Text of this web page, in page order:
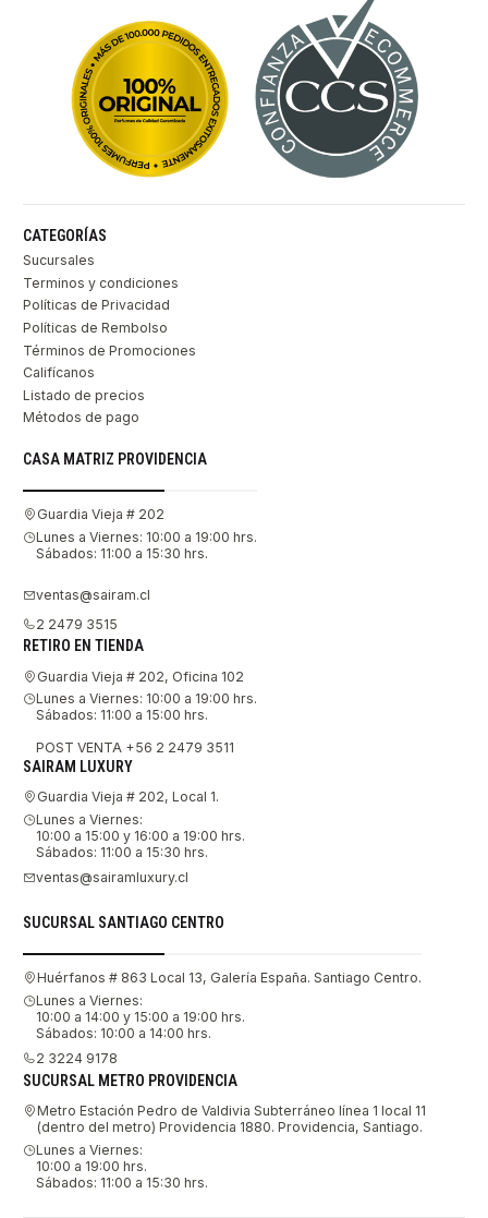
CATEGORÍAS
Sucursales
Terminos y condiciones
Políticas de Privacidad
Políticas de Rembolso
Términos de Promociones
Califícanos
Listado de precios
Métodos de pago
CASA MATRIZ PROVIDENCIA
Guardia Vieja # 202
Lunes a Viernes: 10:00 a 19:00 hrs.
Sábados: 11:00 a 15:30 hrs.
ventas@sairam.cl
2 2479 3515
RETIRO EN TIENDA
Guardia Vieja # 202, Oficina 102
Lunes a Viernes: 10:00 a 19:00 hrs.
Sábados: 11:00 a 15:00 hrs.
POST VENTA +56 2 2479 3511
SAIRAM LUXURY
Guardia Vieja # 202, Local 1.
Lunes a Viernes:
10:00 a 15:00 y 16:00 a 19:00 hrs.
Sábados: 11:00 a 15:30 hrs.
ventas@sairamluxury.cl
SUCURSAL SANTIAGO CENTRO
Huérfanos # 863 Local 13, Galería España. Santiago Centro.
Lunes a Viernes:
10:00 a 14:00 y 15:00 a 19:00 hrs.
Sábados: 10:00 a 14:00 hrs.
2 3224 9178
SUCURSAL METRO PROVIDENCIA
Metro Estación Pedro de Valdivia Subterráneo línea 1 local 11
(dentro del metro) Providencia 1880. Providencia, Santiago.
Lunes a Viernes:
10:00 a 19:00 hrs.
Sábados: 11:00 a 15:30 hrs.